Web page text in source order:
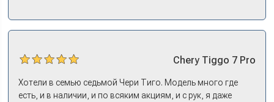
Chery Tiggo 7 Pro
Хотели в семью седьмой Чери Тиго. Модель много где
есть, и в наличии, и по всяким акциям, и с рук, я даже